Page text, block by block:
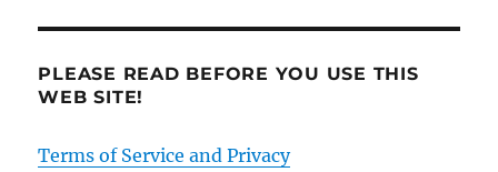
PLEASE READ BEFORE YOU USE THIS
WEB SITE!
Terms of Service and Privacy